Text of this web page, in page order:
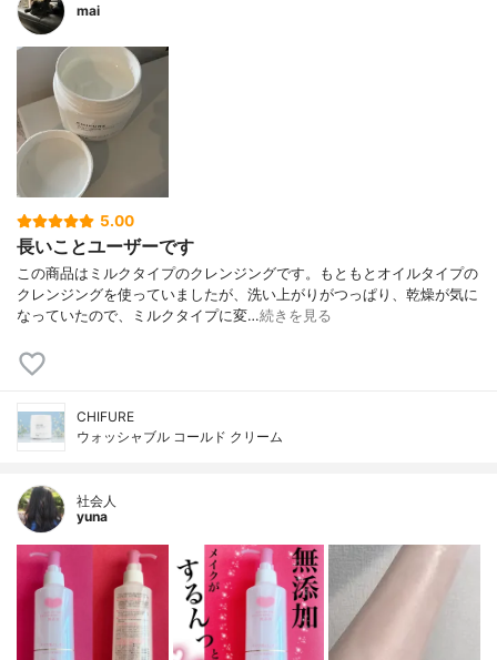
mai
5.00
長いことユーザーです
この商品はミルクタイプのクレンジングです。もともとオイルタイプの
クレンジングを使っていましたが、洗い上がりがつっぱり、乾燥が気に
なっていたので、ミルクタイプに変…続きを見る
CHIFURE
ウォッシャブル コールド クリーム
社会人
yuna